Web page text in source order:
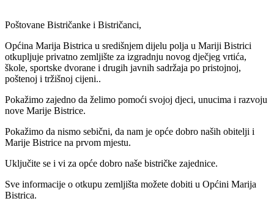
Poštovane Bistričanke i Bistričanci,
Općina Marija Bistrica u središnjem dijelu polja u Mariji Bistrici
otkupljuje privatno zemljište za izgradnju novog dječjeg vrtića,
škole, sportske dvorane i drugih javnih sadržaja po pristojnoj,
poštenoj i tržišnoj cijeni..
Pokažimo zajedno da želimo pomoći svojoj djeci, unucima i razvoju
nove Marije Bistrice.
Pokažimo da nismo sebični, da nam je opće dobro naših obitelji i
Marije Bistrice na prvom mjestu.
Uključite se i vi za opće dobro naše bistričke zajednice.
Sve informacije o otkupu zemljišta možete dobiti u Općini Marija
Bistrica.